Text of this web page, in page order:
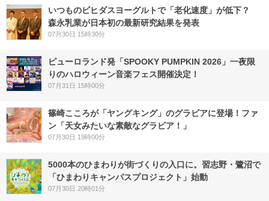
いつものビヒダスヨーグルトで「老化速度」が低下？
森永乳業が日本初の最新研究結果を発表
07月30日 15時30分
ピューロランド発「SPOOKY PUMPKIN 2026」一夜限
りのハロウィーン音楽フェス開催決定！
07月31日 15時00分
篠崎こころが「ヤングキング」のグラビアに登場！ファ
ン「天女みたいな素敵なグラビア！」
07月30日 19時00分
5000本のひまわりが街づくりの入口に。習志野・鷺沼で
「ひまわりキャンパスプロジェクト」始動
07月30日 20時01分